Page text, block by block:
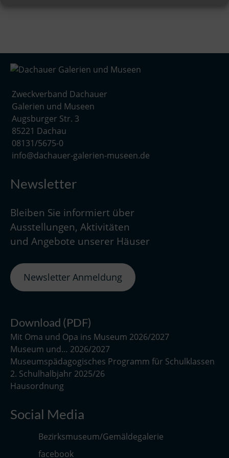
Zweckverband Dachauer
Galerien und Museen
Augsburger Str. 3
85221 Dachau
08131/5675-0
info@dachauer-galerien-museen.de
Newsletter
Bleiben Sie informiert über
Ausstellungen, Aktivitäten
und Angebote unserer Häuser
Newsletter Anmeldung
Download (PDF)
Mit Oma und Opa ins Museum 2026/2027
Museum und… 2026/2027
Museumspädagogisches Programm für Schulklassen
2. Schulhalbjahr 2025/26
Hausordnung
Social Media
Bezirksmuseum/Gemäldegalerie
facebook